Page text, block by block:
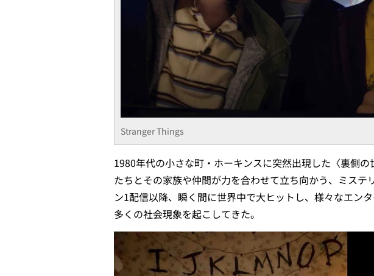
Stranger Things
1980年代の小さな町・ホーキンスに突然出現した〈裏側
たちとその家族や仲間が力を合わせて立ち向かう、ミス
ン1配信以降、瞬く間に世界中で大ヒットし、様々なエン
多くの社会現象を起こしてきた。